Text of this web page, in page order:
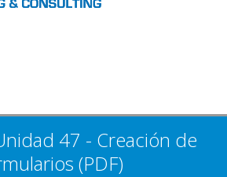
47 - Creación de
(PDF)